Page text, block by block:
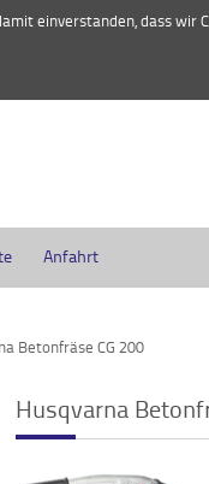
04542 84
Anfahrt
Betonfräse CG 200
Husqvarna
einverstanden, dass